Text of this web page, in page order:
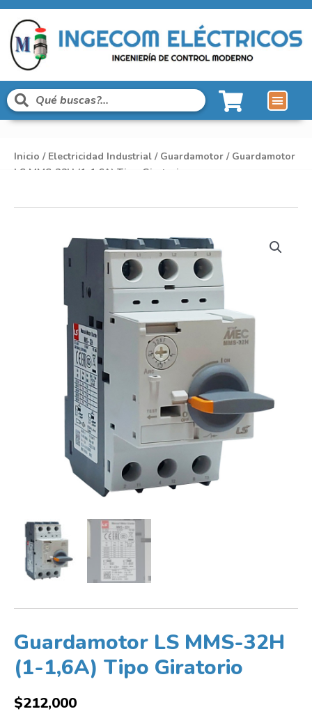
Inicio / Electricidad Industrial / Guardamotor / Guardamotor
LS MMS-32H (1-1,6A) Tipo Giratorio
Guardamotor LS MMS-32H
(1-1,6A) Tipo Giratorio
$212,000